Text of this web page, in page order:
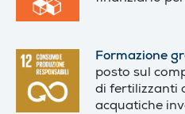
Formazione
posto sul
di fertilizzanti
acquatiche